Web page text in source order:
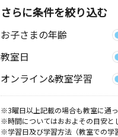
さらに条件を絞り込む
お子さまの年齢
教室日
オンライン&教室学習
※3曜日以上記載の場合も教室に通
※時間についてはおおよその目安と
※学習日及び学習方法（教室での学